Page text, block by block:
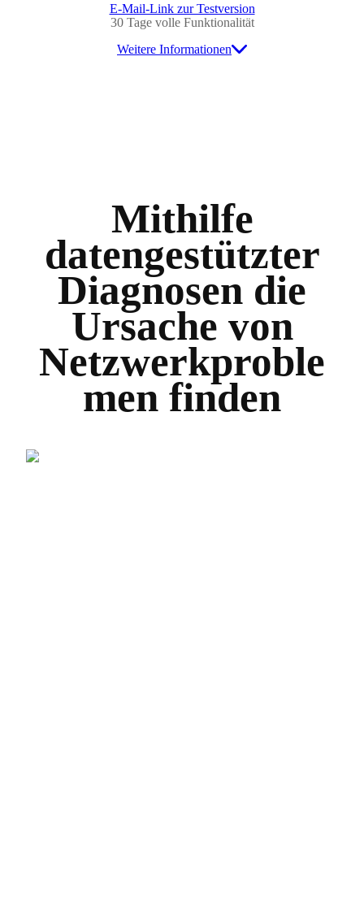
E-Mail-Link zur Testversion
30 Tage volle Funktionalität
Weitere Informationen
Mithilfe
datengestützter
Diagnosen die
Ursache von
Netzwerkproble
men finden